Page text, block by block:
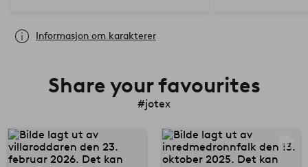
Informasjon om karakterer
Share your favourites
#jotex